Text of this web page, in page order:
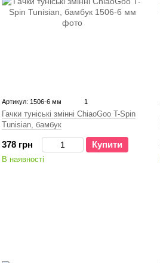
Артикул: 1506-6 мм 1
Гачки туніські змінні ChiaoGoo T-Spin
Tunisian, бамбук
378 грн Купити
В наявності